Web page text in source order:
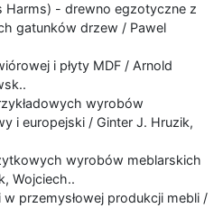
Harms) - drewno egzotyczne z
gatunków drzew / Pawel
i płyty MDF / Arnold
wyrobów
i europejski / Ginter J. Hruzik,
wyrobów meblarskich
Wojciech..
przemysłowej produkcji mebli /